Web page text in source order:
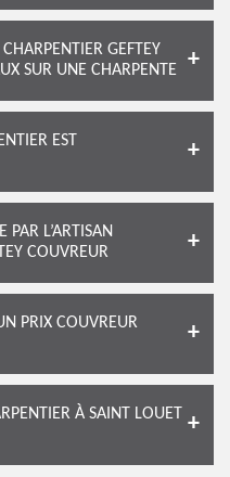
GEFTEY
SUR UNE CHARPENTE
EST
L’ARTISAN
COUVREUR
PRIX COUVREUR
À SAINT LOUET